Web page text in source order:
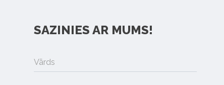
SAZINIES AR MUMS!
Vārds